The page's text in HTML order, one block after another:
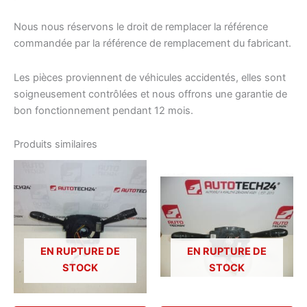
Nous nous réservons le droit de remplacer la référence
commandée par la référence de remplacement du fabricant.
Les pièces proviennent de véhicules accidentés, elles sont
soigneusement contrôlées et nous offrons une garantie de
bon fonctionnement pendant 12 mois.
Produits similaires
EN RUPTURE DE
STOCK
EN RUPTURE DE
STOCK